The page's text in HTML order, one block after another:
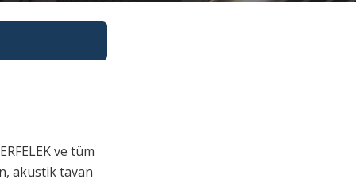
ve tüm
akustik tavan